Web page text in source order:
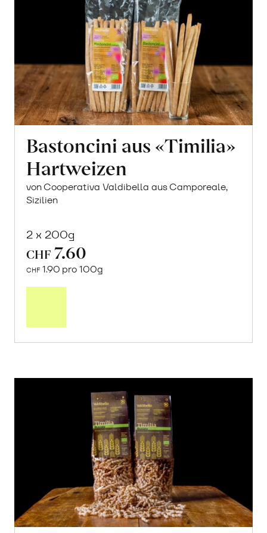
Bastoncini aus «Timilia»
Hartweizen
von Cooperativa Valdibella aus Camporeale,
Sizilien
2 x 200g
CHF 7.60
CHF 1.90 pro 100g